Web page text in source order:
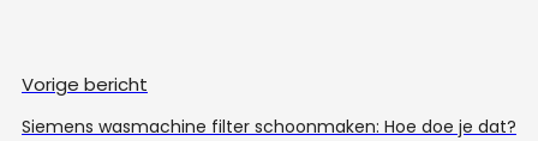
Vorige bericht
Siemens wasmachine filter schoonmaken: Hoe doe je dat?